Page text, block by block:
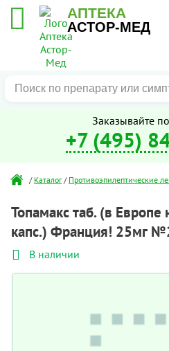
АПТЕКА
АСТОР-МЕД
Заказывайте
+7 (495)
/ Каталог / Противоэпилептические
Топамакс таб. (в Европе
капс.) Франция! 25мг
В наличии